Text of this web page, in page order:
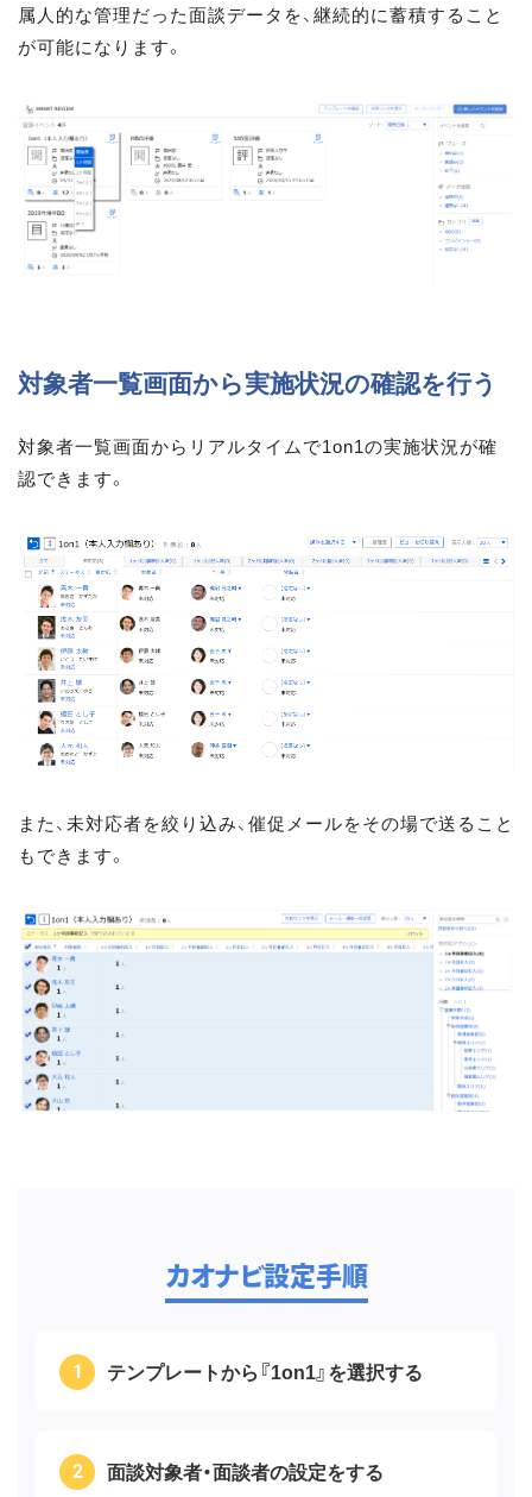
属人的な管理だった面談データを、継続的に蓄積すること
が可能になります。
対象者⼀覧画⾯から実施状況の確認を⾏う
対象者一覧画面からリアルタイムで1on1の実施状況が確
認できます。
また、未対応者を絞り込み、催促メールをその場で送ること
もできます。
カオナビ設定手順
テンプレートから『1on1』を選択する
面談対象者・面談者の設定をする